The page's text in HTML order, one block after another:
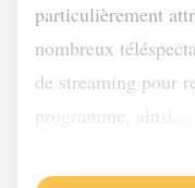
particulièrement
nombreux
de streaming pour
programme, ainsi...